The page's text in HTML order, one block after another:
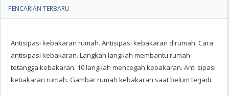
PENCARIAN TERBARU
Antisipasi kebakaran rumah. Antisipasi kebakaran dirumah. Cara
antisipasi kebakaran. Langkah langkah membantu rumah
tetangga kebakaran. 10 langkah mencegah kebakaran. Anti sipasi
kebakaran rumah. Gambar rumah kebakaran saat belum terjadi.